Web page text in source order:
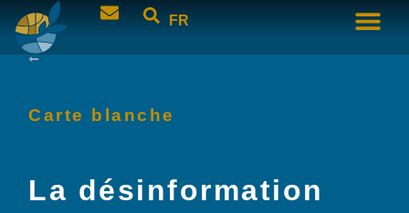
FR
Carte blanche
La désinformation